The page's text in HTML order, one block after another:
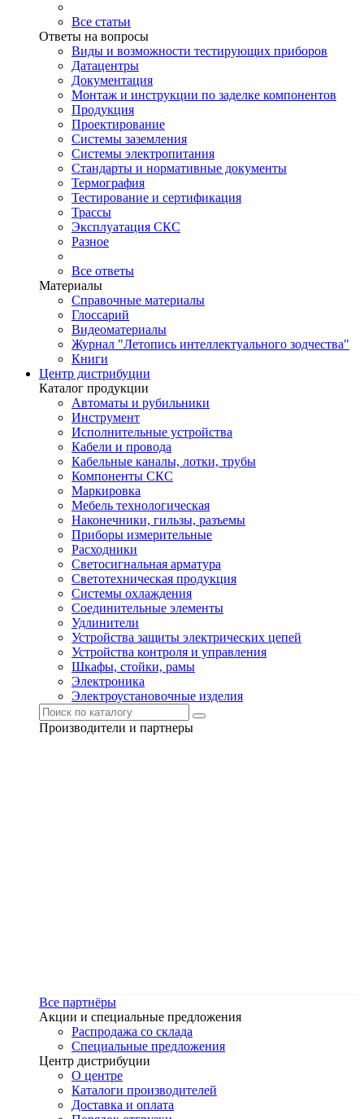
Все статьи
Ответы на вопросы
Виды и возможности тестирующих приборов
Датацентры
Документация
Монтаж и инструкции по заделке компонентов
Продукция
Проектирование
Системы заземления
Системы электропитания
Стандарты и нормативные документы
Термография
Тестирование и сертификация
Трассы
Эксплуатация СКС
Разное
Все ответы
Материалы
Справочные материалы
Глоссарий
Видеоматериалы
Журнал "Летопись интеллектуального зодчества"
Книги
Центр дистрибуции
Каталог продукции
Автоматы и рубильники
Инструмент
Исполнительные устройства
Кабели и провода
Кабельные каналы, лотки, трубы
Компоненты СКС
Маркировка
Мебель технологическая
Наконечники, гильзы, разъемы
Приборы измерительные
Расходники
Светосигнальная арматура
Светотехническая продукция
Системы охлаждения
Соединительные элементы
Удлинители
Устройства защиты электрических цепей
Устройства контроля и управления
Шкафы, стойки, рамы
Электроника
Электроустановочные изделия
Производители и партнеры
Все партнёры
Акции и специальные предложения
Распродажа со склада
Специальные предложения
Центр дистрибуции
О центре
Каталоги производителей
Доставка и оплата